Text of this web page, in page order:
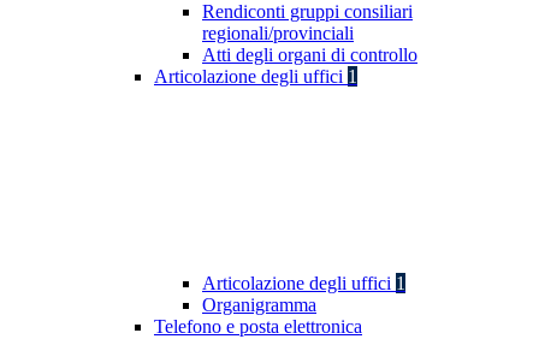
Rendiconti gruppi consiliari
regionali/provinciali
Atti degli organi di controllo
Articolazione degli uffici 1
Articolazione degli uffici 1
Organigramma
Telefono e posta elettronica